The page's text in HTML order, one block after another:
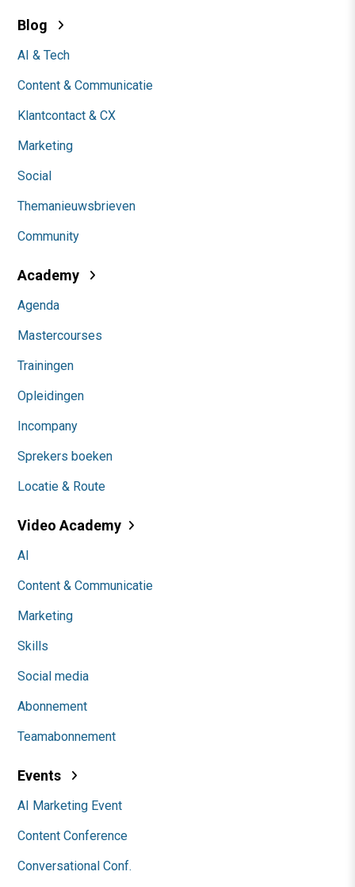
Blog
AI & Tech
Content & Communicatie
Klantcontact & CX
Marketing
Social
Themanieuwsbrieven
Community
Academy
Agenda
Mastercourses
Trainingen
Opleidingen
Incompany
Sprekers boeken
Locatie & Route
Video Academy
AI
Content & Communicatie
Marketing
Skills
Social media
Abonnement
Teamabonnement
Events
AI Marketing Event
Content Conference
Conversational Conf.